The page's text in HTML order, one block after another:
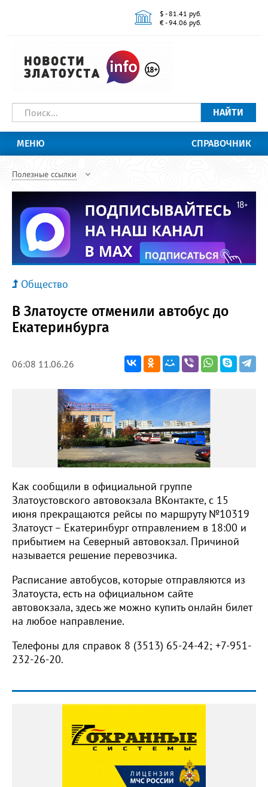
$ - 81.41 руб.
€ - 94.06 руб.
НАЙТИ
МЕНЮ СПРАВОЧНИК
Полезные ссылки
Общество
В Златоусте отменили автобус до
Екатеринбурга
06:08 11.06.26
Как сообщили в официальной группе
Златоустовского автовокзала ВКонтакте, с 15
июня прекращаются рейсы по маршруту №10319
Златоуст – Екатеринбург отправлением в 18:00 и
прибытием на Северный автовокзал. Причиной
называется решение перевозчика.
Расписание автобусов, которые отправляются из
Златоуста, есть на официальном сайте
автовокзала, здесь же можно купить онлайн билет
на любое направление.
Телефоны для справок 8 (3513) 65-24-42; +7-951-
232-26-20.